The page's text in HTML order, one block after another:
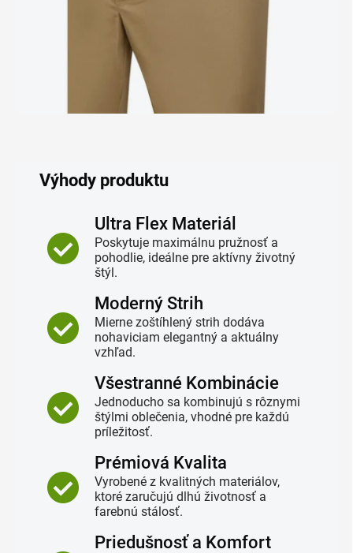
Výhody produktu
Ultra Flex Materiál
Poskytuje maximálnu pružnosť a
pohodlie, ideálne pre aktívny životný
štýl.
Moderný Strih
Mierne zoštíhlený strih dodáva
nohaviciam elegantný a aktuálny
vzhľad.
Všestranné Kombinácie
Jednoducho sa kombinujú s rôznymi
štýlmi oblečenia, vhodné pre každú
príležitosť.
Prémiová Kvalita
Vyrobené z kvalitných materiálov,
ktoré zaručujú dlhú životnosť a
farebnú stálosť.
Priedušnosť a Komfort